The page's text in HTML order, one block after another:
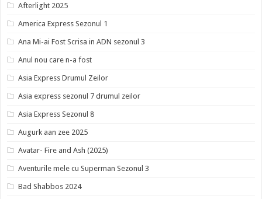
Afterlight 2025
America Express Sezonul 1
Ana Mi-ai Fost Scrisa in ADN sezonul 3
Anul nou care n-a fost
Asia Express Drumul Zeilor
Asia express sezonul 7 drumul zeilor
Asia Express Sezonul 8
Augurk aan zee 2025
Avatar- Fire and Ash (2025)
Aventurile mele cu Superman Sezonul 3
Bad Shabbos 2024